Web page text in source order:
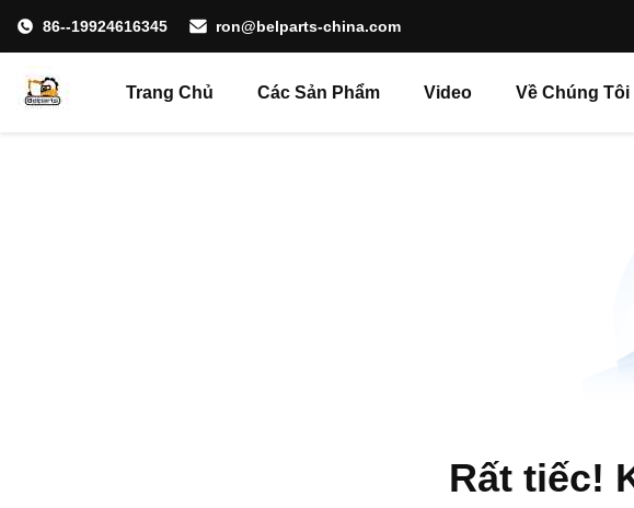
86--19924616345 ron@belparts-china.com
Trang Chủ Các Sản Phẩm Video Về Chúng Tôi
Rất tiếc!